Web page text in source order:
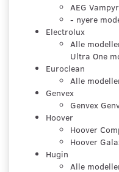
AEG
- nyere
Electrolux
Alle
Ultra One
Euroclean
Alle
Genvex
Genvex
Hoover
Hoover
Hoover
Hugin
Alle